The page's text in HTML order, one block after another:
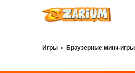
Игры • Браузерные мини-игры